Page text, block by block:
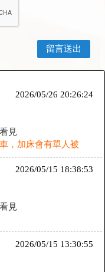
2026/05/26 20:26:24
見
，加床會有單人被
2026/05/15 18:38:53
見
2026/05/15 13:30:55